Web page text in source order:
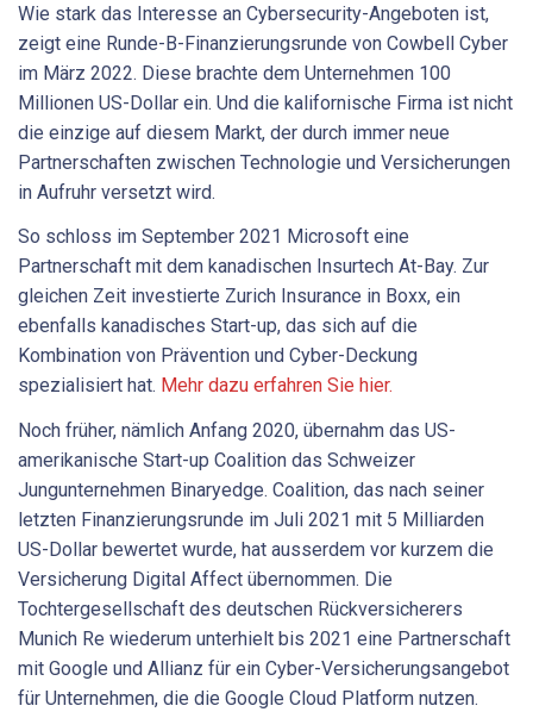
Wie stark das Interesse an Cybersecurity-Angeboten ist,
zeigt eine Runde-B-Finanzierungsrunde von Cowbell Cyber
im März 2022. Diese brachte dem Unternehmen 100
Millionen US-Dollar ein. Und die kalifornische Firma ist nicht
die einzige auf diesem Markt, der durch immer neue
Partnerschaften zwischen Technologie und Versicherungen
in Aufruhr versetzt wird.
So schloss im September 2021 Microsoft eine
Partnerschaft mit dem kanadischen Insurtech At-Bay. Zur
gleichen Zeit investierte Zurich Insurance in Boxx, ein
ebenfalls kanadisches Start-up, das sich auf die
Kombination von Prävention und Cyber-Deckung
spezialisiert hat. Mehr dazu erfahren Sie hier.
Noch früher, nämlich Anfang 2020, übernahm das US-
amerikanische Start-up Coalition das Schweizer
Jungunternehmen Binaryedge. Coalition, das nach seiner
letzten Finanzierungsrunde im Juli 2021 mit 5 Milliarden
US-Dollar bewertet wurde, hat ausserdem vor kurzem die
Versicherung Digital Affect übernommen. Die
Tochtergesellschaft des deutschen Rückversicherers
Munich Re wiederum unterhielt bis 2021 eine Partnerschaft
mit Google und Allianz für ein Cyber-Versicherungsangebot
für Unternehmen, die die Google Cloud Platform nutzen.